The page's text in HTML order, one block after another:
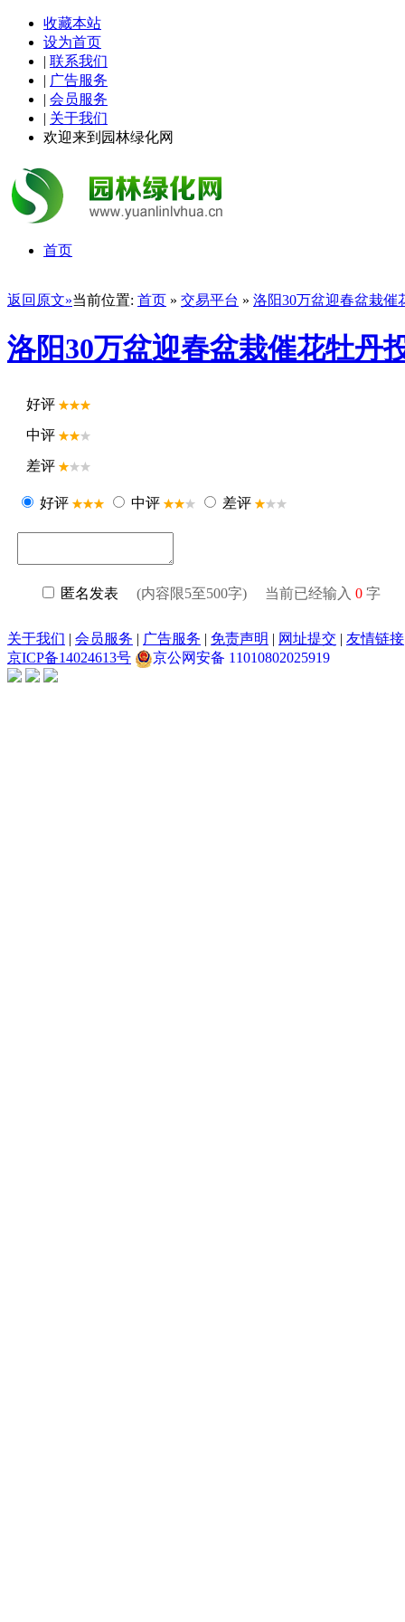
收藏本站
设为首页
| 联系我们
| 广告服务
| 会员服务
| 关于我们
欢迎来到园林绿化网
首页
返回原文»当前位置: 首页 » 交易平台 » 洛阳30万盆迎春盆栽催
洛阳30万盆迎春盆栽催花牡丹
好评
中评
差评
好评 中评 差评
匿名发表 (内容限5至500字) 当前已经输入 0 字
关于我们 | 会员服务 | 广告服务 | 免责声明 | 网址提交 | 友情链接
京ICP备14024613号
京公网安备 11010802025919